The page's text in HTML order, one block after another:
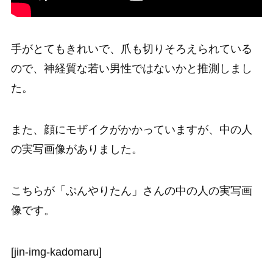
手がとてもきれいで、爪も切りそろえられている
ので、神経質な若い男性ではないかと推測しまし
た。
また、顔にモザイクがかかっていますが、中の人
の実写画像がありました。
こちらが「ぷんやりたん」さんの中の人の実写画
像です。
[jin-img-kadomaru]